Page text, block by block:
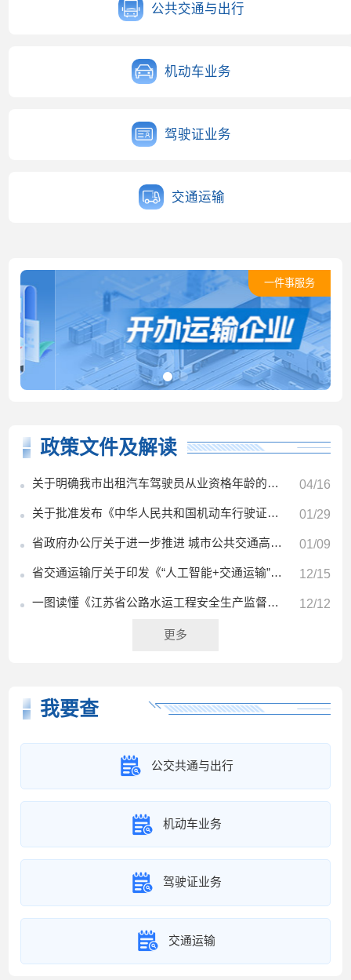
公共交通与出行
机动车业务
驾驶证业务
交通运输
一件事服务
政策文件及解读
关于明确我市出租汽车驾驶员从业资格年龄的通知 04/16
关于批准发布《中华人民共和国机动车行驶证》等28项公共安全行业标准的公告 01/29
省政府办公厅关于进一步推进 城市公共交通高质量发展的意见 01/09
省交通运输厅关于印发《“人工智能+交通运输”行动方案》的通知 12/15
一图读懂《江苏省公路水运工程安全生产监督管理办法》 12/12
更多
我要查
公交共通与出行
机动车业务
驾驶证业务
交通运输